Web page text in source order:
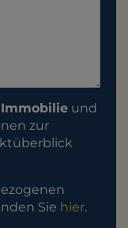
und
zur
Sie hier.